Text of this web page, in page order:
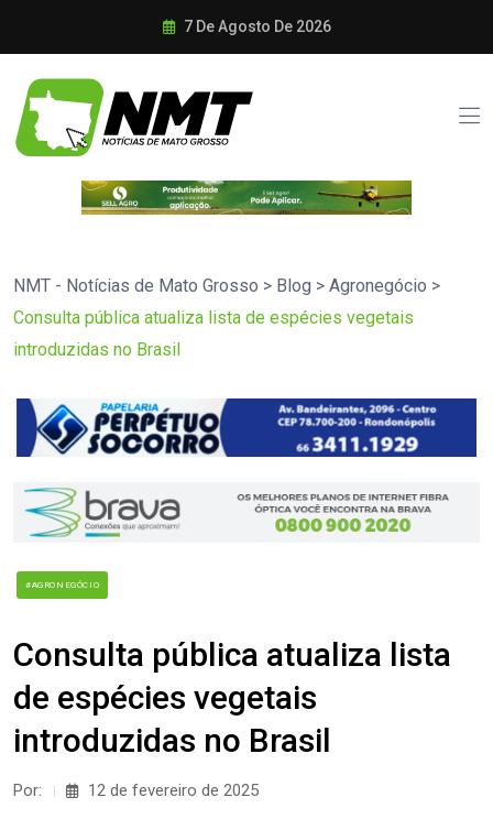
7 De Agosto De 2026
NMT - Notícias de Mato Grosso > Blog > Agronegócio >
Consulta pública atualiza lista de espécies vegetais
introduzidas no Brasil
#AGRONEGÓCIO
Consulta pública atualiza lista
de espécies vegetais
introduzidas no Brasil
Por: 12 de fevereiro de 2025